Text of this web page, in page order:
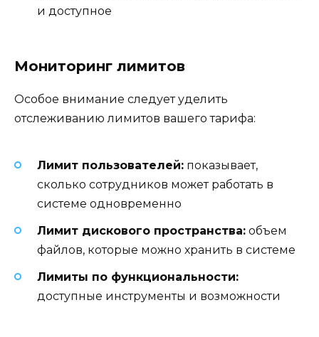
и доступное
Мониторинг лимитов
Особое внимание следует уделить
отслеживанию лимитов вашего тарифа:
Лимит пользователей: показывает,
сколько сотрудников может работать в
системе одновременно
Лимит дискового пространства: объем
файлов, которые можно хранить в системе
Лимиты по функциональности:
доступные инструменты и возможности